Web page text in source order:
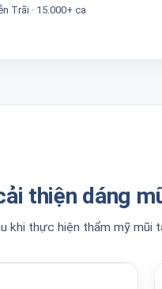
Trãi · 15.000+ ca
thiện dáng
khi thực hiện thẩm mỹ mũi